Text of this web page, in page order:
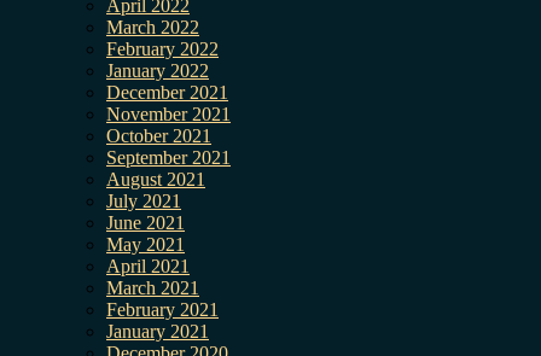
April 2022
March 2022
February 2022
January 2022
December 2021
November 2021
October 2021
September 2021
August 2021
July 2021
June 2021
May 2021
April 2021
March 2021
February 2021
January 2021